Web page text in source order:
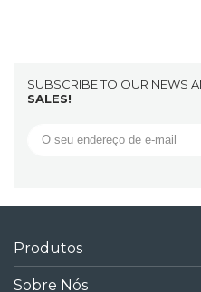
SUBSCRIBE TO OUR NEWS
SALES!
Produtos
Sobre Nós